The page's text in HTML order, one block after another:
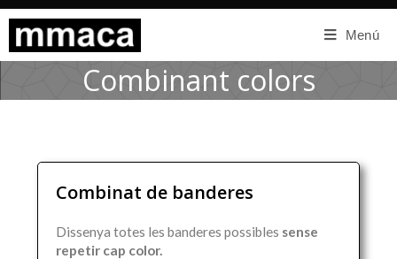
Menú
Combinant colors
Combinat de banderes
Dissenya totes les banderes possibles sense
repetir cap color.